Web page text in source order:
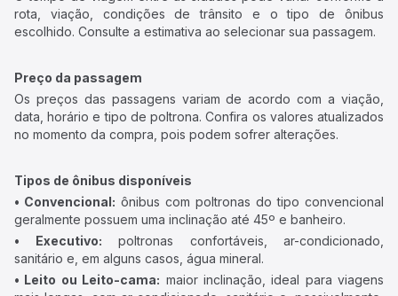
rota, viação, condições de trânsito e o tipo de ônibus
escolhido. Consulte a estimativa ao selecionar sua passagem.
Preço da passagem
Os preços das passagens variam de acordo com a viação,
data, horário e tipo de poltrona. Confira os valores atualizados
no momento da compra, pois podem sofrer alterações.
Tipos de ônibus disponíveis
• Convencional: ônibus com poltronas do tipo convencional
geralmente possuem uma inclinação até 45º e banheiro.
• Executivo: poltronas confortáveis, ar-condicionado,
sanitário e, em alguns casos, água mineral.
• Leito ou Leito-cama: maior inclinação, ideal para viagens